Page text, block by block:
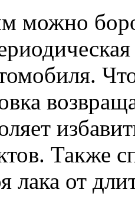
можно
Также
лака от